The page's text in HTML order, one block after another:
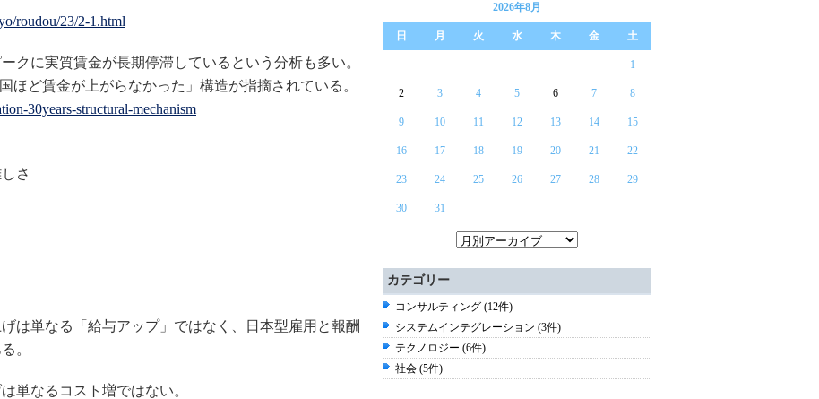
roudou/23/2-1.html
クに実質賃金が長期停滞しているという分析も多い。
ほど賃金が上がらなかった」構造が指摘されている。
30years-structural-mechanism
さ
は単なる「給与アップ」ではなく、日本型雇用と報酬
。
単なるコスト増ではない。
2026年8月
日 月 火 水 木 金 土
1
2 3 4 5 6 7 8
9 10 11 12 13 14 15
16 17 18 19 20 21 22
23 24 25 26 27 28 29
30 31
カテゴリー
コンサルティング (12件)
システムインテグレーション (3件)
テクノロジー (6件)
社会 (5件)